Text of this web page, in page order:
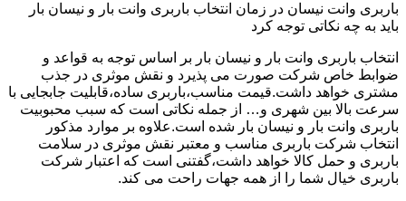
باربری وانت نیسان در زمان انتخاب باربری وانت بار و نیسان بار
باید به چه نکاتی توجه کرد
انتخاب باربری وانت بار و نیسان بار بر اساس توجه به قواعد و
ضوابط خاص شرکت صورت می پذیرد و نقش موثری در جذب
مشتری خواهد داشت.قیمت مناسب،باربری ساده،قابلیت جابجایی با
سرعت بالا بین شهری و… از جمله نکاتی است که سبب محبوبیت
باربری وانت بار و نیسان بار شده است.علاوه بر موارد مذکور
انتخاب شرکت باربری مناسب و معتبر نقش موثری در سلامت
باربری و حمل کالا خواهد داشت،گفتنی است که اعتبار شرکت
باربری خیال شما را از همه جهات راحت می کند.